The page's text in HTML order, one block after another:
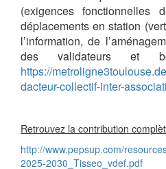
(exigences fonctionnelles
déplacements en station
l’information, de
des validateurs et
https://
dacteur-collectif-inter-
Retrouvez la contribution
http://www.pepsup.com/
2025-2030_Tisseo_vdef.pdf